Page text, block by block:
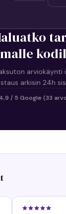
arviokäynti
arkisin 24h
4,9 / 5 Google (33